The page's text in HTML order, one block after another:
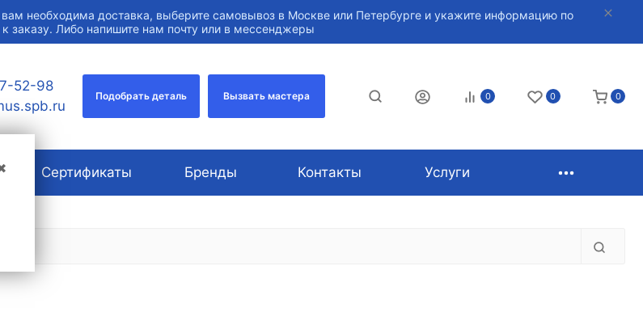
необходима доставка, выберите самовывоз в Москве или Петербурге и укажите информацию по
заказу. Либо напишите нам почту или в мессенджеры
52-98
Подобрать деталь Вызвать мастера 0 0 0
Сертификаты Бренды Контакты Услуги